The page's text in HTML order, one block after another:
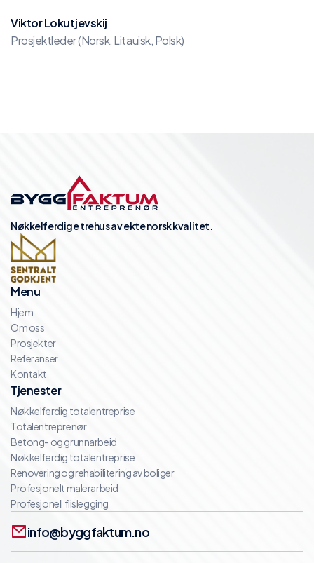
Viktor Lokutjevskij
Prosjektleder (Norsk, Litauisk, Polsk)
Nøkkelferdige trehus av ekte norsk kvalitet.
Menu
Hjem
Om oss
Prosjekter
Referanser
Kontakt
Tjenester
Nøkkelferdig totalentreprise
Totalentreprenør
Betong- og grunnarbeid
Nøkkelferdig totalentreprise
Renovering og rehabilitering av boliger
Profesjonelt malerarbeid
Profesjonell flislegging
info@byggfaktum.no